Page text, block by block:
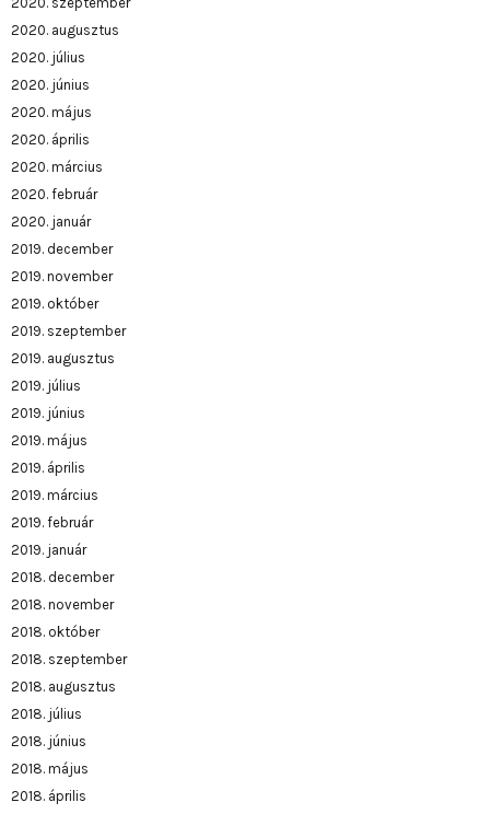
2020. augusztus
2020. július
2020. június
2020. május
2020. április
2020. március
2020. február
2020. január
2019. december
2019. november
2019. október
2019. szeptember
2019. augusztus
2019. július
2019. június
2019. május
2019. április
2019. március
2019. február
2019. január
2018. december
2018. november
2018. október
2018. szeptember
2018. augusztus
2018. július
2018. június
2018. május
2018. április